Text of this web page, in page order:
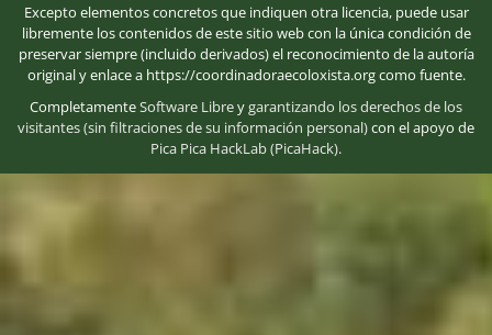
Excepto elementos concretos que indiquen otra licencia, puede usar
libremente los contenidos de este sitio web con la única condición de
preservar siempre (incluido derivados) el reconocimiento de la autoría
original y enlace a https://coordinadoraecoloxista.org como fuente.
CompletamenteSoftware Libreygarantizando los derechos de los
visitantes (sin filtraciones de su información personal)con el apoyo de
Pica Pica HackLab (PicaHack).